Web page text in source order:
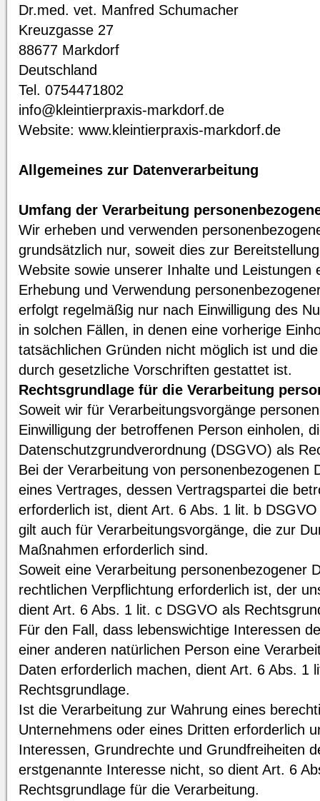
Dr.med. vet. Manfred Schumacher
Kreuzgasse 27
88677 Markdorf
Deutschland
Tel. 0754471802
info@kleintierpraxis-markdorf.de
Website: www.kleintierpraxis-markdorf.de
Allgemeines zur Datenverarbeitung
Umfang der Verarbeitung
Wir erheben und verwenden
grundsätzlich nur, soweit dies zur
Website sowie unserer Inhalte und Leistungen
Erhebung und Verwendung
erfolgt regelmäßig nur nach Einwilligung des
in solchen Fällen, in denen eine vorherige
tatsächlichen Gründen nicht möglich ist und
durch gesetzliche Vorschriften gestattet ist.
Rechtsgrundlage für die Verarbeitung
Soweit wir für Verarbeitungsvorgänge
Einwilligung der betroffenen Person einholen,
Datenschutzgrundverordnung (DSGVO) als
Bei der Verarbeitung von personenbezogenen
eines Vertrages, dessen Vertragspartei die
erforderlich ist, dient Art. 6 Abs. 1 lit. b
gilt auch für Verarbeitungsvorgänge, die zur
Maßnahmen erforderlich sind.
Soweit eine Verarbeitung personenbezogener
rechtlichen Verpflichtung erforderlich ist, der
dient Art. 6 Abs. 1 lit. c DSGVO als
Für den Fall, dass lebenswichtige Interessen
einer anderen natürlichen Person eine
Daten erforderlich machen, dient Art. 6 Abs. 1
Rechtsgrundlage.
Ist die Verarbeitung zur Wahrung eines
Unternehmens oder eines Dritten erforderlich
Interessen, Grundrechte und Grundfreiheiten
erstgenannte Interesse nicht, so dient Art. 6
Rechtsgrundlage für die Verarbeitung.